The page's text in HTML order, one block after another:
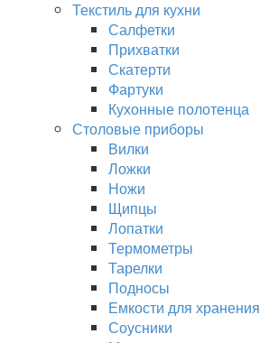
Текстиль для кухни
Салфетки
Прихватки
Скатерти
Фартуки
Кухонные полотенца
Столовые приборы
Вилки
Ложки
Ножи
Щипцы
Лопатки
Термометры
Тарелки
Подносы
Емкости для хранения
Соусники